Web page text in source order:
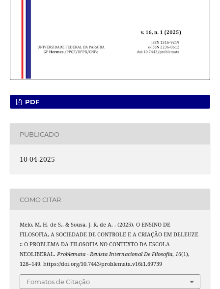
PDF
PUBLICADO
10-04-2025
COMO CITAR
Melo, M. H. de S., & Sousa, J. R. de A. . (2025). O ENSINO DE
FILOSOFIA, A SOCIEDADE DE CONTROLE E A CRIAÇÃO EM DELEUZE
:: O PROBLEMA DA FILOSOFIA NO CONTEXTO DA ESCOLA
NEOLIBERAL. Problemata - Revista Internacional De Filosofia, 16(1),
128–149. https://doi.org/10.7443/problemata.v16i1.69739
Fomatos de Citação